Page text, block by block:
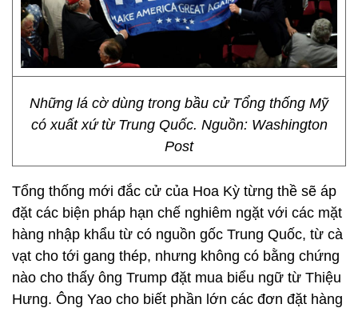
Những lá cờ dùng trong bầu cử Tổng thống Mỹ
có xuất xứ từ Trung Quốc. Nguồn: Washington
Post
Tổng thống mới đắc cử của Hoa Kỳ từng thề sẽ áp
đặt các biện pháp hạn chế nghiêm ngặt với các mặt
hàng nhập khẩu từ có nguồn gốc Trung Quốc, từ cà
vạt cho tới gang thép, nhưng không có bằng chứng
nào cho thấy ông Trump đặt mua biểu ngữ từ Thiệu
Hưng. Ông Yao cho biết phần lớn các đơn đặt hàng